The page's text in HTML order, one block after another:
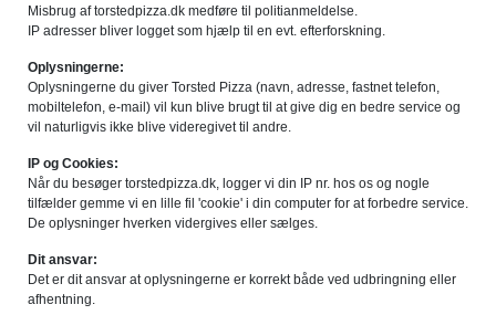
Misbrug af torstedpizza.dk medføre til politianmeldelse.
IP adresser bliver logget som hjælp til en evt. efterforskning.
Oplysningerne:
Oplysningerne du giver Torsted Pizza (navn, adresse, fastnet telefon,
mobiltelefon, e-mail) vil kun blive brugt til at give dig en bedre service og
vil naturligvis ikke blive videregivet til andre.
IP og Cookies:
Når du besøger torstedpizza.dk, logger vi din IP nr. hos os og nogle
tilfælder gemme vi en lille fil 'cookie' i din computer for at forbedre service.
De oplysninger hverken vidergives eller sælges.
Dit ansvar:
Det er dit ansvar at oplysningerne er korrekt både ved udbringning eller
afhentning.